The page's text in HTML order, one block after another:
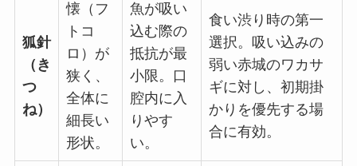
狐針
（き
つ
ね）
懐（フ
トコ
ロ）が
狭く、
全体に
細長い
形状。
魚が吸い
込む際の
抵抗が最
小限。口
腔内に入
りやす
い。
食い渋り時の第一
選択。吸い込みの
弱い赤城のワカサ
ギに対し、初期掛
かりを優先する場
合に有効。